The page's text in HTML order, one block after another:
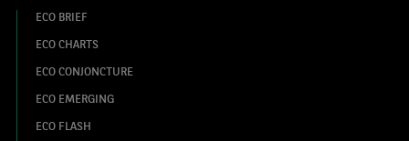
ECO BRIEF
ECO CHARTS
ECO CONJONCTURE
ECO EMERGING
ECO FLASH